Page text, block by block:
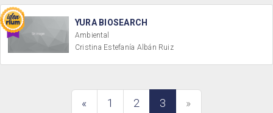
YURA BIOSEARCH
Ambiental
Cristina Estefanía Albán Ruiz
« 1 2 3 »